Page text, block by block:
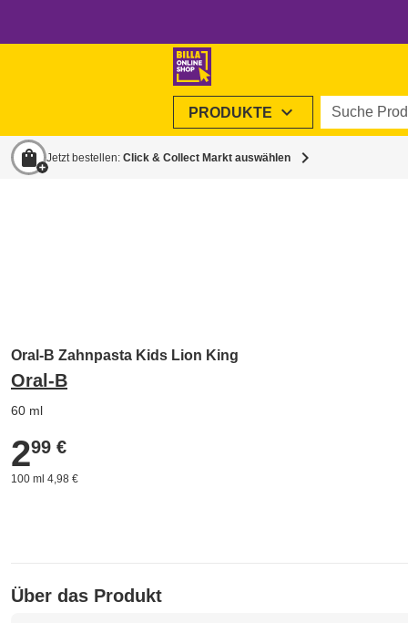
PRODUKTE expand_more Suche
shopping_bag Jetzt bestellen: Click & Collect Markt auswählen chevron_right
Oral-B Zahnpasta Kids Lion King
Oral-B
60 ml
2,99 €
299 €
100 ml 4,98 €
Über das Produkt